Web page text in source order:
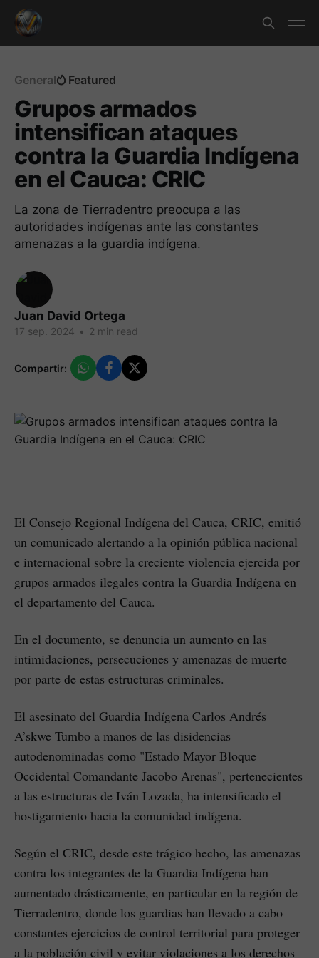
General Featured
Grupos armados
intensifican ataques
contra la Guardia Indígena
en el Cauca: CRIC
La zona de Tierradentro preocupa a las
autoridades indígenas ante las constantes
amenazas a la guardia indígena.
Juan David Ortega
17 sep. 2024 • 2 min read
Compartir:
El Consejo Regional Indígena del Cauca, CRIC, emitió
un comunicado alertando a la opinión pública nacional
e internacional sobre la creciente violencia ejercida por
grupos armados ilegales contra la Guardia Indígena en
el departamento del Cauca.
En el documento, se denuncia un aumento en las
intimidaciones, persecuciones y amenazas de muerte
por parte de estas estructuras criminales.
El asesinato del Guardia Indígena Carlos Andrés
A’skwe Tumbo a manos de las disidencias
autodenominadas como "Estado Mayor Bloque
Occidental Comandante Jacobo Arenas", pertenecientes
a las estructuras de Iván Lozada, ha intensificado el
hostigamiento hacia la comunidad indígena.
Según el CRIC, desde este trágico hecho, las amenazas
contra los integrantes de la Guardia Indígena han
aumentado drásticamente, en particular en la región de
Tierradentro, donde los guardias han llevado a cabo
constantes ejercicios de control territorial para proteger
a la población civil y evitar violaciones a los derechos